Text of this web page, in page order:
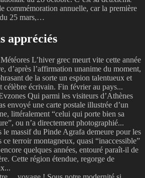
commémoration annuelle, car la première
25 mars,…
appréciés
L’hiver grec meurt vite cette année
d’après l’affirmation unanime du moment,
de la sorte un espion talentueux et
célèbre écrivain. Fin février au pays...
Qui parmi les visiteurs d’Athènes
envoyé une carte postale illustrée d’un
littéralement “celui qui porte bien sa
ou n’a directement photographié...
le massif du Pinde Agrafa demeure pour les
ce terroir montagneux, quasi “inaccessible”
quelques années, entouré paraît-il de
Cette région étendue, regorge de